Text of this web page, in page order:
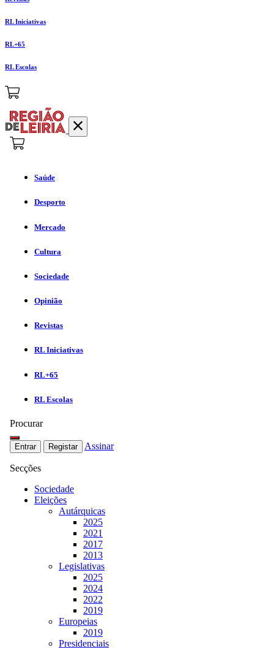
RL Iniciativas
RL+65
RL Escolas
Saúde
Desporto
Mercado
Cultura
Sociedade
Opinião
Revistas
RL Iniciativas
RL+65
RL Escolas
Procurar
Entrar Registar Assinar
Secções
Sociedade
Eleições
Autárquicas
2025
2021
2017
2013
Legislativas
2025
2024
2022
2019
Europeias
2019
Presidenciais